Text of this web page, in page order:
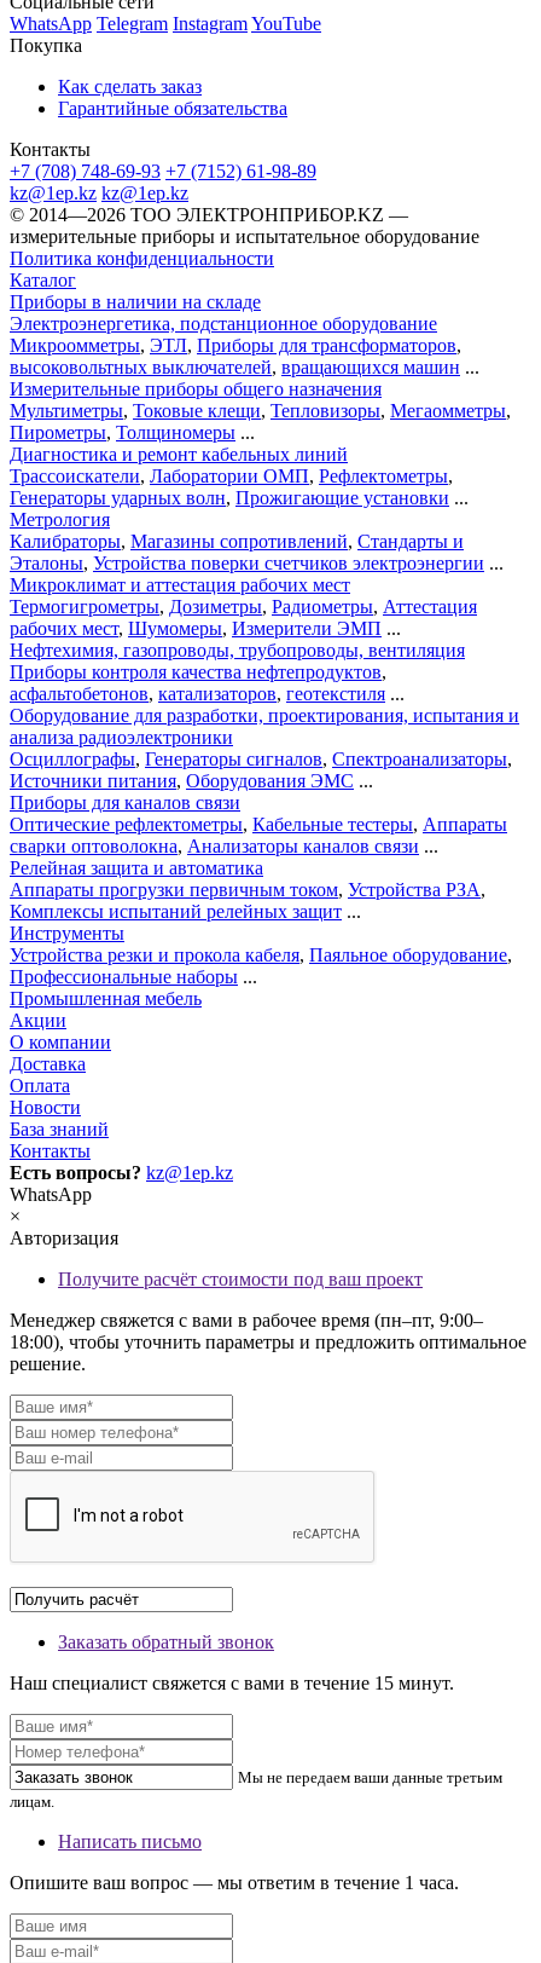
WhatsApp Telegram InstagramYouTube
Покупка
Как сделать заказ
Гарантийные обязательства
Контакты
+7 (708) 748-69-93 +7 (7152) 61-98-89
kz@1ep.kz kz@1ep.kz
©️ 2014—2026 ТОО ЭЛЕКТРОНПРИБОР.KZ —
измерительные приборы и испытательное оборудование
Политика конфиденциальности
Каталог
Приборы в наличии на складе
Электроэнергетика, подстанционное оборудование
Микроомметры, ЭТЛ, Приборы для трансформаторов,
высоковольтных выключателей, вращающихся машин ...
Измерительные приборы общего назначения
Мультиметры, Токовые клещи, Тепловизоры, Мегаомметры,
Пирометры, Толщиномеры ...
Диагностика и ремонт кабельных линий
Трассоискатели, Лаборатории ОМП, Рефлектометры,
Генераторы ударных волн, Прожигающие установки ...
Метрология
Калибраторы, Магазины сопротивлений, Стандарты и
Эталоны, Устройства поверки счетчиков электроэнергии ...
Микроклимат и аттестация рабочих мест
Термогигрометры, Дозиметры, Радиометры, Аттестация
рабочих мест, Шумомеры, Измерители ЭМП ...
Нефтехимия, газопроводы, трубопроводы, вентиляция
Приборы контроля качества нефтепродуктов,
асфальтобетонов, катализаторов, геотекстиля ...
Оборудование для разработки, проектирования, испытания и
анализа радиоэлектроники
Осциллографы, Генераторы сигналов, Спектроанализаторы,
Источники питания, Оборудования ЭМС ...
Приборы для каналов связи
Оптические рефлектометры, Кабельные тестеры, Аппараты
сварки оптоволокна, Анализаторы каналов связи ...
Релейная защита и автоматика
Аппараты прогрузки первичным током, Устройства РЗА,
Комплексы испытаний релейных защит ...
Инструменты
Устройства резки и прокола кабеля, Паяльное оборудование,
Профессиональные наборы ...
Промышленная мебель
Акции
О компании
Доставка
Оплата
Новости
База знаний
Контакты
Есть вопросы? kz@1ep.kz
WhatsApp
×
Авторизация
Получите расчёт стоимости под ваш проект
Менеджер свяжется с вами в рабочее время (пн–пт, 9:00–
18:00), чтобы уточнить параметры и предложить оптимальное
решение.
Заказать обратный звонок
Наш специалист свяжется с вами в течение 15 минут.
Мы не передаем ваши данные третьим
лицам.
Написать письмо
Опишите ваш вопрос — мы ответим в течение 1 часа.